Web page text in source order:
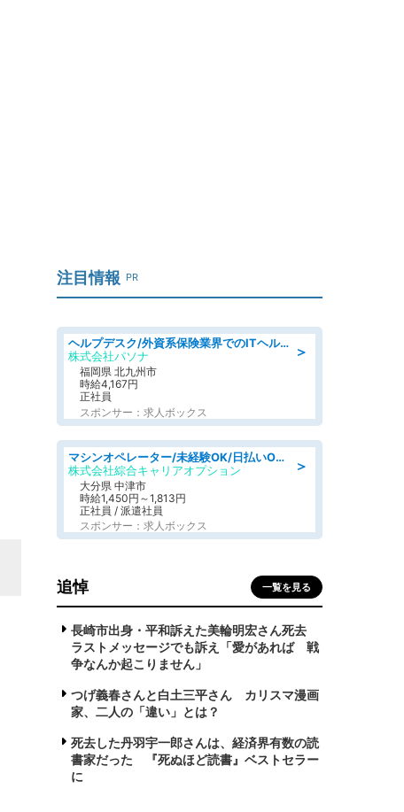
注目情報 PR
＞
ヘルプデスク/外資系保険業界でのITヘルプデスク業務/駅近/即日勤務可/ヘルプデスク
株式会社パソナ
福岡県 北九州市
時給4,167円
正社員
スポンサー：求人ボックス
＞
マシンオペレーター/未経験OK/日払いOK/交替制/20・30・40代活躍中/製造 工場
株式会社綜合キャリアオプション
大分県 中津市
時給1,450円～1,813円
正社員 / 派遣社員
スポンサー：求人ボックス
追悼 一覧を見る
長崎市出身・平和訴えた美輪明宏さん死去
ラストメッセージでも訴え「愛があれば 戦
争なんか起こりません」
つげ義春さんと白土三平さん カリスマ漫画
家、二人の「違い」とは？
死去した丹羽宇一郎さんは、経済界有数の読
書家だった 『死ぬほど読書』ベストセラー
に